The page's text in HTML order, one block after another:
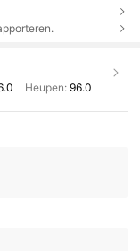
Heupen: 96.0